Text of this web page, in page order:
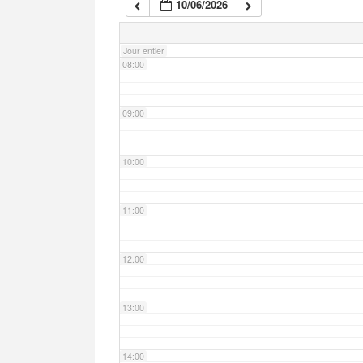
10/06/2026
Jour entier
07:00
08:00
09:00
10:00
11:00
12:00
13:00
14:00